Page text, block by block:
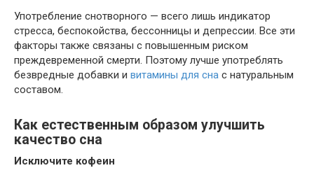
Употребление снотворного — всего лишь индикатор
стресса, беспокойства, бессонницы и депрессии. Все эти
факторы также связаны с повышенным риском
преждевременной смерти. Поэтому лучше употреблять
безвредные добавки и витамины для сна с натуральным
составом.
Как естественным образом улучшить
качество сна
Исключите кофеин